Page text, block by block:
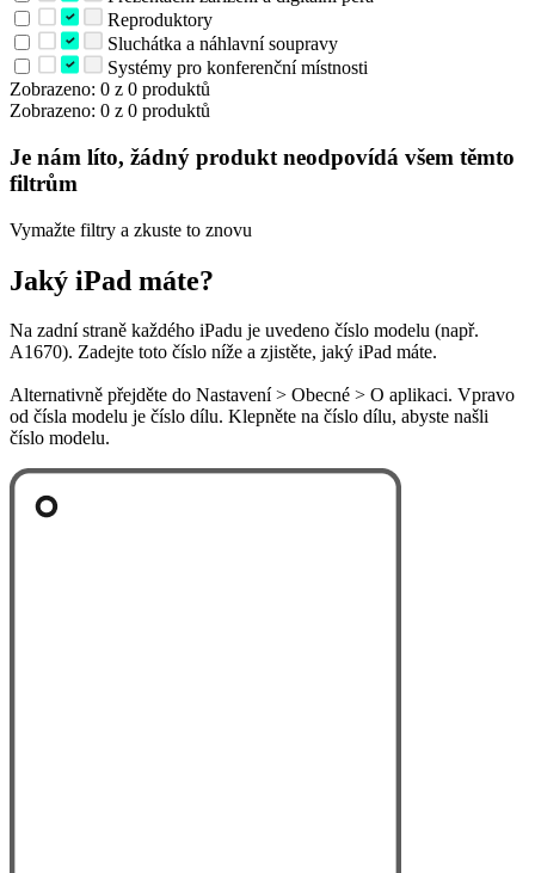
Reproduktory
Sluchátka a náhlavní soupravy
Systémy pro konferenční místnosti
Zobrazeno: 0 z 0 produktů
Zobrazeno: 0 z 0 produktů
Je nám líto, žádný produkt neodpovídá všem těmto
filtrům
Vymažte filtry a zkuste to znovu
Jaký iPad máte?
Na zadní straně každého iPadu je uvedeno číslo modelu (např.
A1670). Zadejte toto číslo níže a zjistěte, jaký iPad máte.
Alternativně přejděte do Nastavení > Obecné > O aplikaci. Vpravo
od čísla modelu je číslo dílu. Klepněte na číslo dílu, abyste našli
číslo modelu.